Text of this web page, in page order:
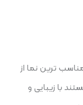
ترین نما از
با زیبایی و